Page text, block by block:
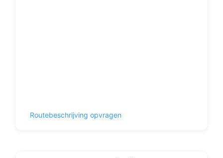
Routebeschrijving opvragen